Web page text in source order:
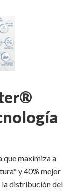
que maximiza a
y 40% mejor
la distribución del